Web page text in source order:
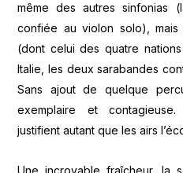
même des autres sinfonias
confiée au violon solo),
(dont celui des quatre
Italie, les deux sarabandes
Sans ajout de quelque
exemplaire et
justifient autant que les airs
Une incroyable fraîcheur, la